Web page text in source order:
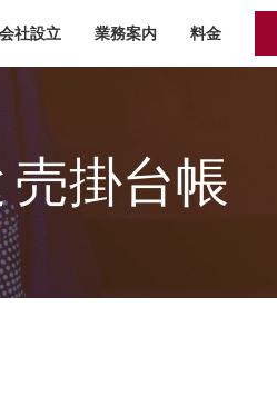
会社設立 業務案内 料金
掛台帳